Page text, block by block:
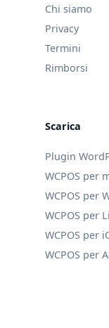
Chi siamo
Privacy
Termini
Rimborsi
Scarica
Plugin
WCPOS per
WCPOS per
WCPOS per
WCPOS per
WCPOS per